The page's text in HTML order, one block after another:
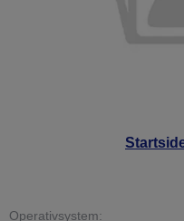
Operativsystem: